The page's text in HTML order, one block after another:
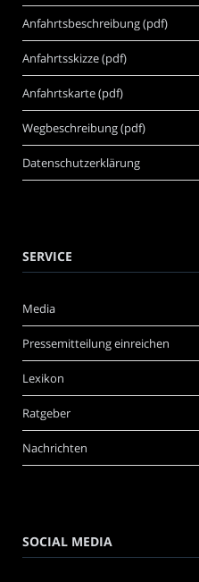
Anfahrtsbeschreibung (pdf)
Anfahrtsskizze (pdf)
Anfahrtskarte (pdf)
Wegbeschreibung (pdf)
Datenschutzerklärung
SERVICE
Media
Pressemitteilung einreichen
Lexikon
Ratgeber
Nachrichten
SOCIAL MEDIA